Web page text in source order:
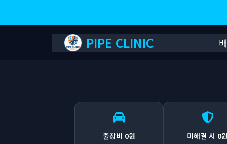
PIPE CLINIC
출장비 0원 미해결 시 0